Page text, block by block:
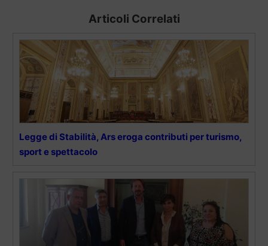
Articoli Correlati
Legge di Stabilità, Ars eroga contributi per turismo,
sport e spettacolo